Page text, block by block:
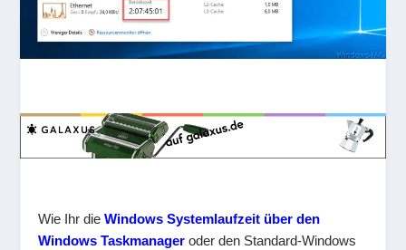
Wie Ihr dieWindows Systemlaufzeit über den
Windows Taskmanager oder den Standard-Windows